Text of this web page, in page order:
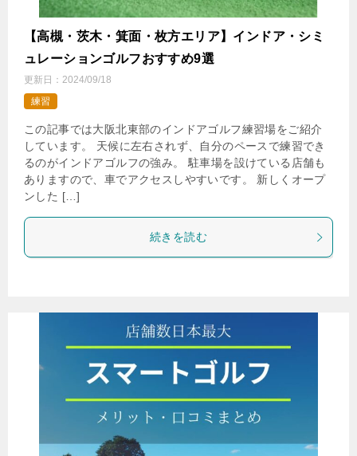
【高槻・茨木・箕面・枚方エリア】インドア・シミ
ュレーションゴルフおすすめ9選
更新日： 2024/09/18
練習
この記事では大阪北東部のインドアゴルフ練習場をご紹介
しています。 天候に左右されず、自分のペースで練習でき
るのがインドアゴルフの強み。 駐車場を設けている店舗も
ありますので、車でアクセスしやすいです。 新しくオープ
ンした […]
続きを読む